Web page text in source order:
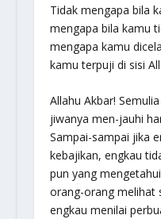
Tidak mengapa bila
mengapa bila kamu
mengapa kamu
kamu terpuji di sisi
Allahu Akbar!
jiwanya men-jauhi
Sampai-sampai jika
kebajikan, engkau
pun yang
orang-orang melihat
engkau menilai